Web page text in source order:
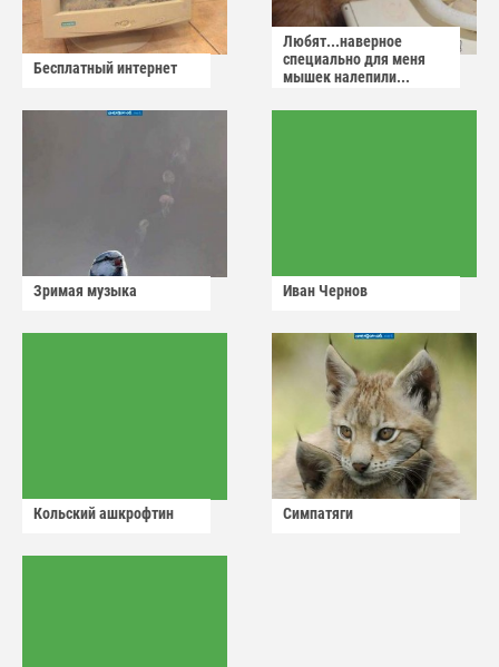
Бесплатный интернет
Любят...наверное
специально для меня
мышек налепили...
Зримая музыка Иван Чернов
Кольский ашкрофтин Симпатяги